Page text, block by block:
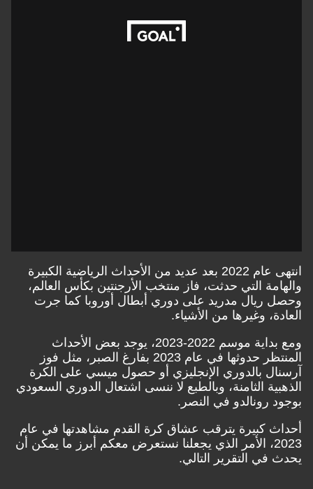
انتهى عام 2022 بعد عديد من الأحداث الرياضية الكبيرة
والهامة التي حدثت، فاز منتخب الأرجنتين بكأس العالم،
وحصل ريال مدريد على دوري أبطال أوروبا كما جرت
العادة، وغيرها من الأشياء.
ومع بداية موسم 2022-2023، يوجد بعض الأحداث
المنتظر حدوثها في عام 2023 بفارغ الصبر، مثل فوز
آرسنال بالدوري الإنجليزي أو حصول ميسي على الكرة
الذهبية الثامنة، وبالطبع لا ننسى اشتعال الدوري السعودي
بوجود رونالدو في النصر.
أحداث كبيرة يترقب عشاق كرة القدم مشاهدتها في عام
2023، الأمر الذي يجعلنا نستعرض معكم أبرز ما يمكن أن
يحدث في التقرير التالي.